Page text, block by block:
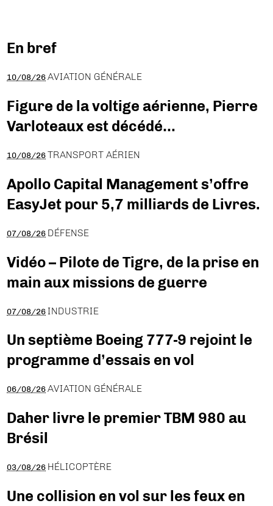
En bref
10/08/26 AVIATION GÉNÉRALE
Figure de la voltige aérienne, Pierre
Varloteaux est décédé…
10/08/26 TRANSPORT AÉRIEN
Apollo Capital Management s’offre
EasyJet pour 5,7 milliards de Livres.
07/08/26 DÉFENSE
Vidéo – Pilote de Tigre, de la prise en
main aux missions de guerre
07/08/26 INDUSTRIE
Un septième Boeing 777-9 rejoint le
programme d’essais en vol
06/08/26 AVIATION GÉNÉRALE
Daher livre le premier TBM 980 au
Brésil
03/08/26 HÉLICOPTÈRE
Une collision en vol sur les feux en